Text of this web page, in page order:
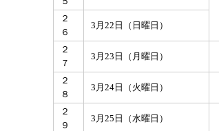
２
６
3月22日（日曜日）
２
７
3月23日（月曜日）
２
８
3月24日（火曜日）
２
９
3月25日（水曜日）